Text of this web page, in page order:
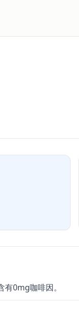
0mg咖啡因。